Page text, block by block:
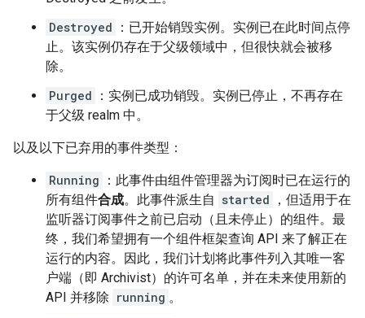
Destroyed
：已开始销毁实例。实例已在此时间点停
止。该实例仍存在于父级领域中，但很快就会被移
除。
Purged
：实例已成功销毁。实例已停止，不再存在
于父级 realm 中。
以及以下已弃用的事件类型：
Running
：此事件由组件管理器为订阅时已在运行的
所有组件合成。此事件派生自 started
，但适用于在
监听器订阅事件之前已启动（且未停止）的组件。最
终，我们希望拥有一个组件框架查询 API 来了解正在
运行的内容。因此，我们计划将此事件列入其唯一客
户端（即 Archivist）的许可名单，并在未来使用新的
API 并移除 running 。